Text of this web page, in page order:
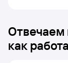
Отвечаем
как